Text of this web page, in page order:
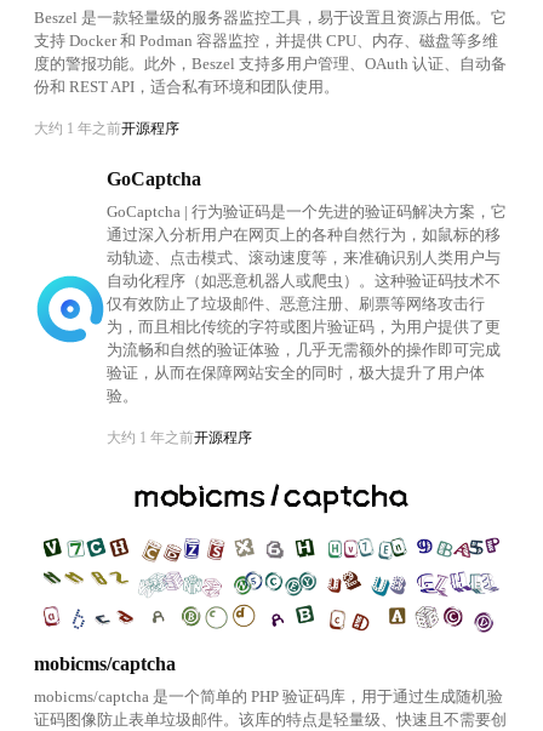
Beszel 是一款轻量级的服务器监控工具，易于设置且资源占用低。它
支持 Docker 和 Podman 容器监控，并提供 CPU、内存、磁盘等多维
度的警报功能。此外，Beszel 支持多用户管理、OAuth 认证、自动备
份和 REST API，适合私有环境和团队使用。
大约 1 年之前开源程序
GoCaptcha
GoCaptcha | 行为验证码是一个先进的验证码解决方案，它
通过深入分析用户在网页上的各种自然行为，如鼠标的移
动轨迹、点击模式、滚动速度等，来准确识别人类用户与
自动化程序（如恶意机器人或爬虫）。这种验证码技术不
仅有效防止了垃圾邮件、恶意注册、刷票等网络攻击行
为，而且相比传统的字符或图片验证码，为用户提供了更
为流畅和自然的验证体验，几乎无需额外的操作即可完成
验证，从而在保障网站安全的同时，极大提升了用户体
验。
大约 1 年之前开源程序
mobicms/captcha
mobicms/captcha 是一个简单的 PHP 验证码库，用于通过生成随机验
证码图像防止表单垃圾邮件。该库的特点是轻量级、快速且不需要创